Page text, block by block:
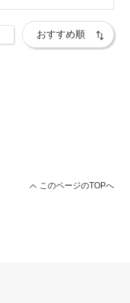
このページのTOPへ